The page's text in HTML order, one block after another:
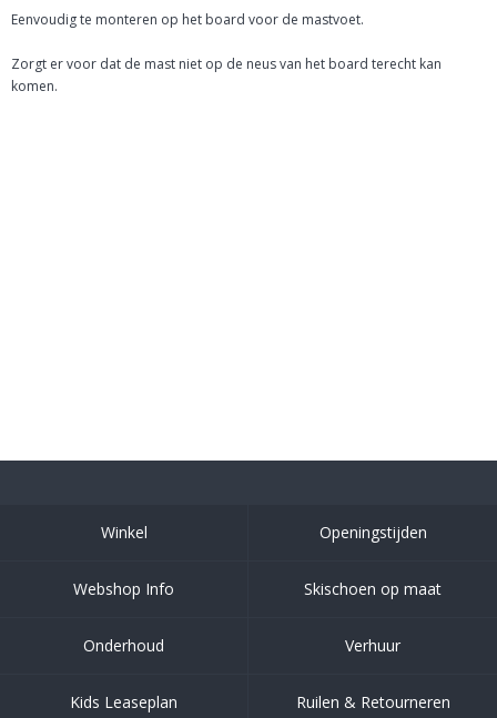
Eenvoudig te monteren op het board voor de mastvoet.
Zorgt er voor dat de mast niet op de neus van het board terecht kan
komen.
Winkel Openingstijden
Webshop Info Skischoen op maat
Onderhoud Verhuur
Kids Leaseplan Ruilen & Retourneren